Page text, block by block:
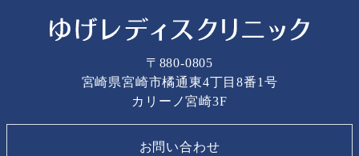
〒880-0805
宮崎県宮崎市橘通東4丁目8番1号
カリーノ宮崎3F
お問い合わせ